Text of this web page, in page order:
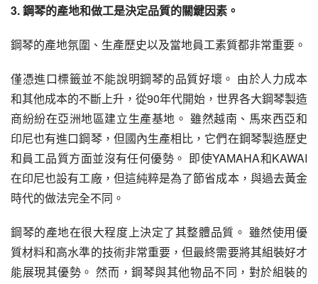
3. 鋼琴的產地和做工是決定品質的關鍵因素。
鋼琴的產地氛圍、生產歷史以及當地員工素質都非常重要。
僅憑進口標籤並不能說明鋼琴的品質好壞。 由於人力成本
和其他成本的不斷上升，從90年代開始，世界各大鋼琴製造
商紛紛在亞洲地區建立生產基地。 雖然越南、馬來西亞和
印尼也有進口鋼琴，但國內生產相比，它們在鋼琴製造歷史
和員工品質方面並沒有任何優勢。 即使YAMAHA和KAWAI
在印尼也設有工廠，但這純粹是為了節省成本，與過去黃金
時代的做法完全不同。
鋼琴的產地在很大程度上決定了其整體品質。 雖然使用優
質材料和高水準的技術非常重要，但最終需要將其組裝好才
能展現其優勢。 然而，鋼琴與其他物品不同，對於組裝的